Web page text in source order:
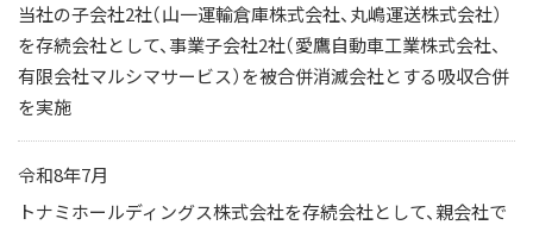
当社の子会社2社（山一運輸倉庫株式会社、丸嶋運送株式会社）
を存続会社として、事業子会社2社（愛鷹自動車工業株式会社、
有限会社マルシマサービス）を被合併消滅会社とする吸収合併
を実施
令和8年7月
トナミホールディングス株式会社を存続会社として、親会社で